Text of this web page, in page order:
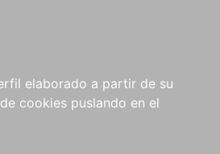
elaborado a partir de su
cookies puslando en el
COMPRAS
INSTITUCIONALES